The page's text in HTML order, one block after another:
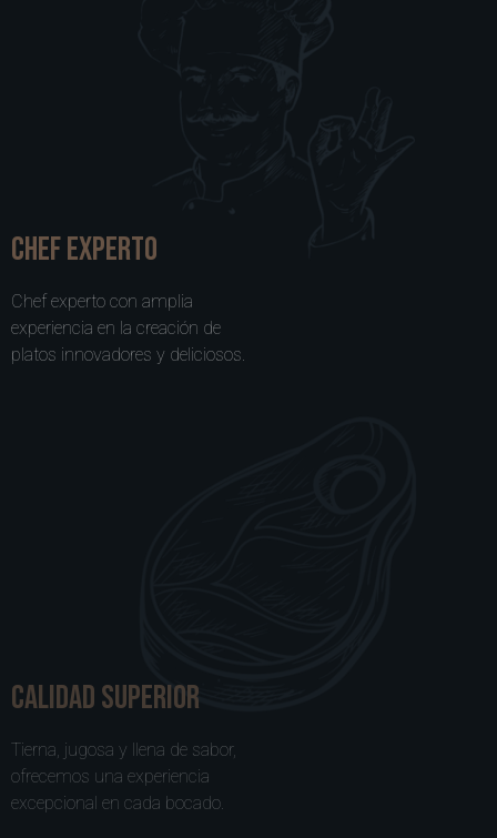
chef experto
Chef experto con amplia
experiencia en la creación de
platos innovadores y deliciosos.
calidad superior
Tierna, jugosa y llena de sabor,
ofrecemos una experiencia
excepcional en cada bocado.